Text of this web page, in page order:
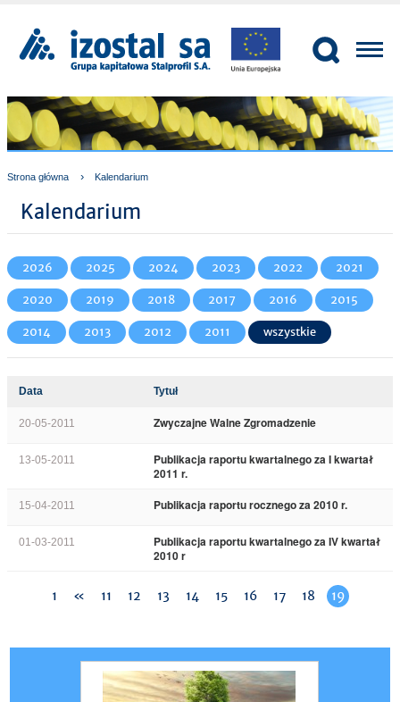
Strona główna › Kalendarium
Kalendarium
2026 2025 2024 2023 2022 2021
2020 2019 2018 2017 2016 2015
2014 2013 2012 2011 wszystkie
Data Tytuł
20-05-2011 Zwyczajne Walne Zgromadzenie
13-05-2011
Publikacja raportu kwartalnego za I kwartał
2011 r.
15-04-2011 Publikacja raportu rocznego za 2010 r.
01-03-2011
Publikacja raportu kwartalnego za IV kwartał
2010 r
1 « 11 12 13 14 15 16 17 18 19